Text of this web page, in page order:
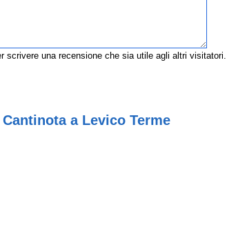
scrivere una recensione che sia utile agli altri visitatori.
a Levico Terme